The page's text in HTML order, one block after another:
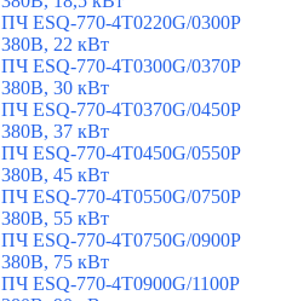
ПЧ ESQ-770-4T0220G/0300P
380В, 22 кВт
ПЧ ESQ-770-4T0300G/0370P
380В, 30 кВт
ПЧ ESQ-770-4T0370G/0450P
380В, 37 кВт
ПЧ ESQ-770-4T0450G/0550P
380В, 45 кВт
ПЧ ESQ-770-4T0550G/0750P
380В, 55 кВт
ПЧ ESQ-770-4T0750G/0900P
380В, 75 кВт
ПЧ ESQ-770-4T0900G/1100P